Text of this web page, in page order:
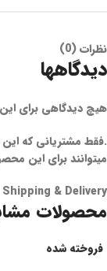
نظرات (0)
دیدگاهها
هیچ دیدگاهی برای
.فقط مشتریانی که
میتوانند برای این
Shipping & Delivery
محصولات
فروخته شده